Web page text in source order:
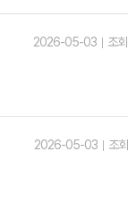
2026-05-03 조
2026-05-03 조